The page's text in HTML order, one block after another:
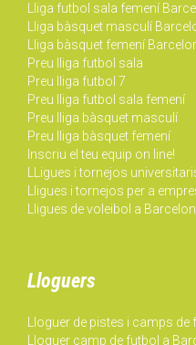
Lliga futbol sala femení
Lliga bàsquet masculí
Lliga bàsquet femení
Preu lliga futbol sala
Preu lliga futbol 7
Preu lliga futbol sala femení
Preu lliga bàsquet masculí
Preu lliga bàsquet femení
Inscriu el teu equip on line!
LLigues i tornejos
Lligues i tornejos per a
Lligues de voleibol a
Lloguers
Lloguer de pistes i camps
Lloguer camp de futbol a